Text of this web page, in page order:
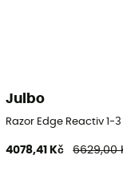
Julbo
Razor Edge Reactiv 1-
4078,41 Kč 6629,00